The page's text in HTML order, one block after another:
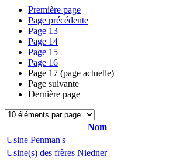
Première page
Page précédente
Page 13
Page 14
Page 15
Page 16
Page 17 (page actuelle)
Page suivante
Dernière page
Nom
Usine Penman's
Usine(s) des frères Niedner